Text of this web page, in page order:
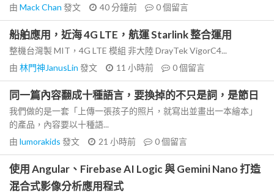
由 Mack Chan 發文 40 分鐘前 0個留言
船舶應用，近海 4G LTE，航運 Starlink 整合運用
整機台灣製 MIT，4G LTE 模組 非大陸 DrayTek VigorC4...
由 林門神JanusLin 發文 11 小時前 0個留言
同一篇內容翻成十種語言，要換掉的不只是詞，是節日
我們做的是一套「上傳一張孩子的照片，就寫出並畫出一本繪本」
的產品，內容要以十種語...
由 lumorakids 發文 21 小時前 0個留言
使用 Angular、Firebase AI Logic 與 Gemini Nano 打造
混合式影像分析應用程式